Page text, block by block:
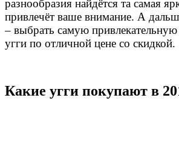
разнообразия найдётся та самая
привлечёт ваше внимание. А
– выбрать самую
угги по отличной цене со скидкой.
Какие угги покупают в